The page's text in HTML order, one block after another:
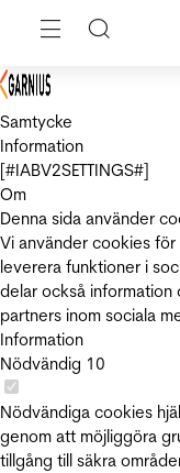
Samtycke
Information
[#IABV2SETTINGS#]
Om
Denna sida använder
Vi använder cookies
leverera funktioner i
delar också information
partners inom sociala
Information
Nödvändig 10
Nödvändiga cookies
genom att möjliggöra
tillgång till säkra